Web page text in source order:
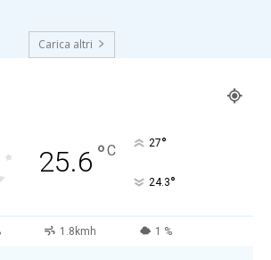
Carica altri
25.6 °C 27°
24.3°
1.8kmh 1 %